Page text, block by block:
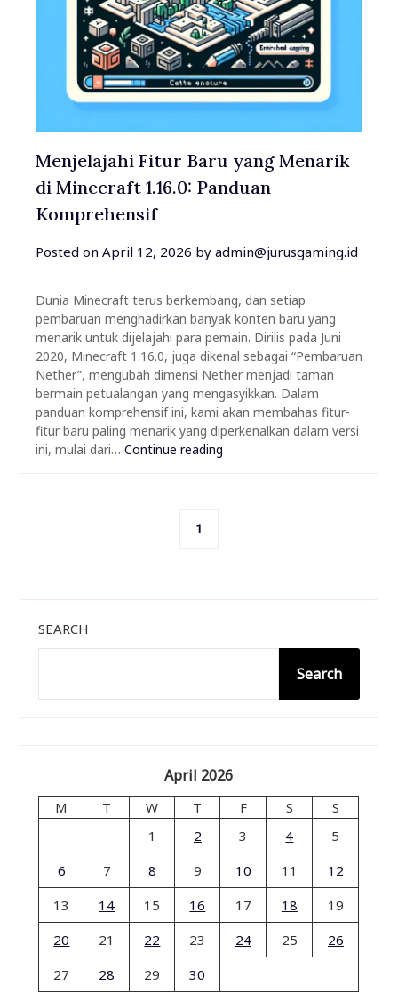
Menjelajahi Fitur Baru yang Menarik
di Minecraft 1.16.0: Panduan
Komprehensif
Posted on April 12, 2026 by admin@jurusgaming.id
Dunia Minecraft terus berkembang, dan setiap
pembaruan menghadirkan banyak konten baru yang
menarik untuk dijelajahi para pemain. Dirilis pada Juni
2020, Minecraft 1.16.0, juga dikenal sebagai “Pembaruan
Nether”, mengubah dimensi Nether menjadi taman
bermain petualangan yang mengasyikkan. Dalam
panduan komprehensif ini, kami akan membahas fitur-
fitur baru paling menarik yang diperkenalkan dalam versi
ini, mulai dari… Continue reading
1
SEARCH
Search
April 2026
M T W T F S
S
1
2 3 4
5
6
7 8 9 10 11
12
13
14 15 16 17 18
19
20
21 22 23 24 25
26
27
28 29
30